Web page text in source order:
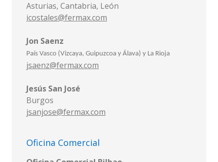
Asturias, Cantabria, León
icostales@fermax.com
Jon Saenz
País Vasco (Vizcaya, Guipuzcoa y Álava) y La Rioja
jsaenz@fermax.com
Jesús San José
Burgos
jsanjose@fermax.com
Oficina Comercial